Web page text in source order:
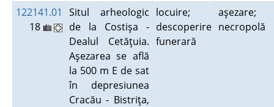
122141.01
18
Situl arheologic
de la Costişa -
Dealul Cetăţuia.
Aşezarea se află
la 500 m E de sat
în depresiunea
Cracău - Bistriţa,
locuire;
descoperire
funerară
aşezare;
necropolă